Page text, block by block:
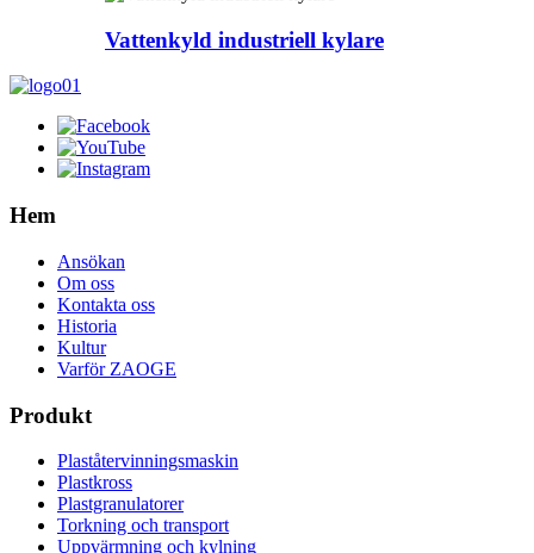
Vattenkyld industriell kylare
Hem
Ansökan
Om oss
Kontakta oss
Historia
Kultur
Varför ZAOGE
Produkt
Plaståtervinningsmaskin
Plastkross
Plastgranulatorer
Torkning och transport
Uppvärmning och kylning